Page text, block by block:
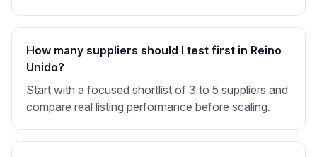
How many suppliers should I test first in Reino
Unido?
Start with a focused shortlist of 3 to 5 suppliers and
compare real listing performance before scaling.